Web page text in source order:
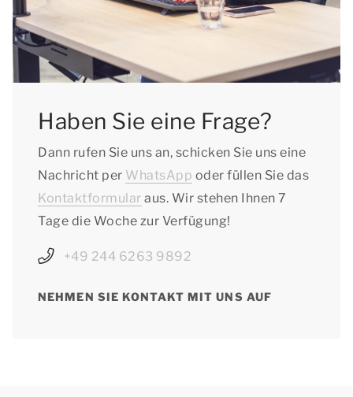
Haben Sie eine Frage?
Dann rufen Sie uns an, schicken Sie uns eine
Nachricht per WhatsApp oder füllen Sie das
Kontaktformular aus. Wir stehen Ihnen 7
Tage die Woche zur Verfügung!
+49 244 6263 9892
NEHMEN SIE KONTAKT MIT UNS AUF